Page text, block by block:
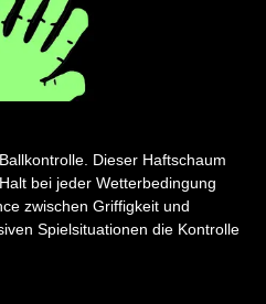
Dieser Haftschaum
bei jeder Wetterbedingung
zwischen Griffigkeit und
Spielsituationen die Kontrolle